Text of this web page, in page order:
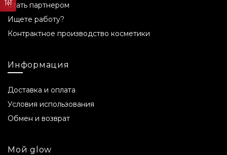
Стать партнером
Ищете работу?
Контрактное производство косметики
Информация
Доставка и оплата
Условия использования
Обмен и возврат
Мой glow